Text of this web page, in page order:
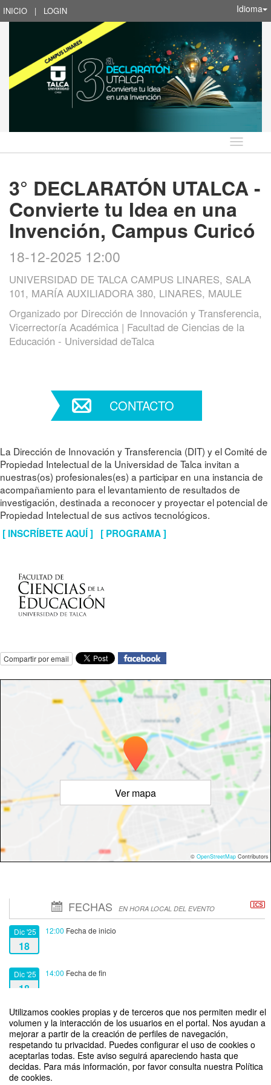
Utilizamos cookies propias y de terceros que nos permiten medir el
volumen y la interacción de los usuarios en el portal. Nos ayudan a
mejorar a partir de la creación de perfiles de navegación,
respetando tu privacidad. Puedes configurar el uso de cookies o
aceptarlas todas. Este aviso seguirá apareciendo hasta que
decidas. Para más información, por favor consulta nuestra Política
de cookies.
INICIO | LOGIN Idioma
Idioma
3° DECLARATÓN UTALCA -
Convierte tu Idea en una
Invención, Campus Curicó
18-12-2025 12:00
UNIVERSIDAD DE TALCA CAMPUS LINARES, SALA
101, MARÍA AUXILIADORA 380, LINARES, MAULE
Organizado por Dirección de Innovación y Transferencia,
Vicerrectoría Académica | Facultad de Ciencias de la
Educación - Universidad deTalca
CONTACTO
La Dirección de Innovación y Transferencia (DIT) y el Comité de
Propiedad Intelectual de la Universidad de Talca invitan a
nuestras(os) profesionales(es) a participar en una instancia de
acompañamiento para el levantamiento de resultados de
investigación, destinada a reconocer y proyectar el potencial de
Propiedad Intelectual de sus activos tecnológicos.
[ INSCRÍBETE AQUÍ ]
[ PROGRAMA ]
Compartir por email
Ver mapa
© OpenStreetMap Contributors
FECHAS EN HORA LOCAL DEL EVENTO
Dic '25
18
12:00 Fecha de inicio
Dic '25
18
14:00 Fecha de fin
3° DECLARATÓN UTALCA - Convierte tu Idea en una Invención, Campus
Curicó